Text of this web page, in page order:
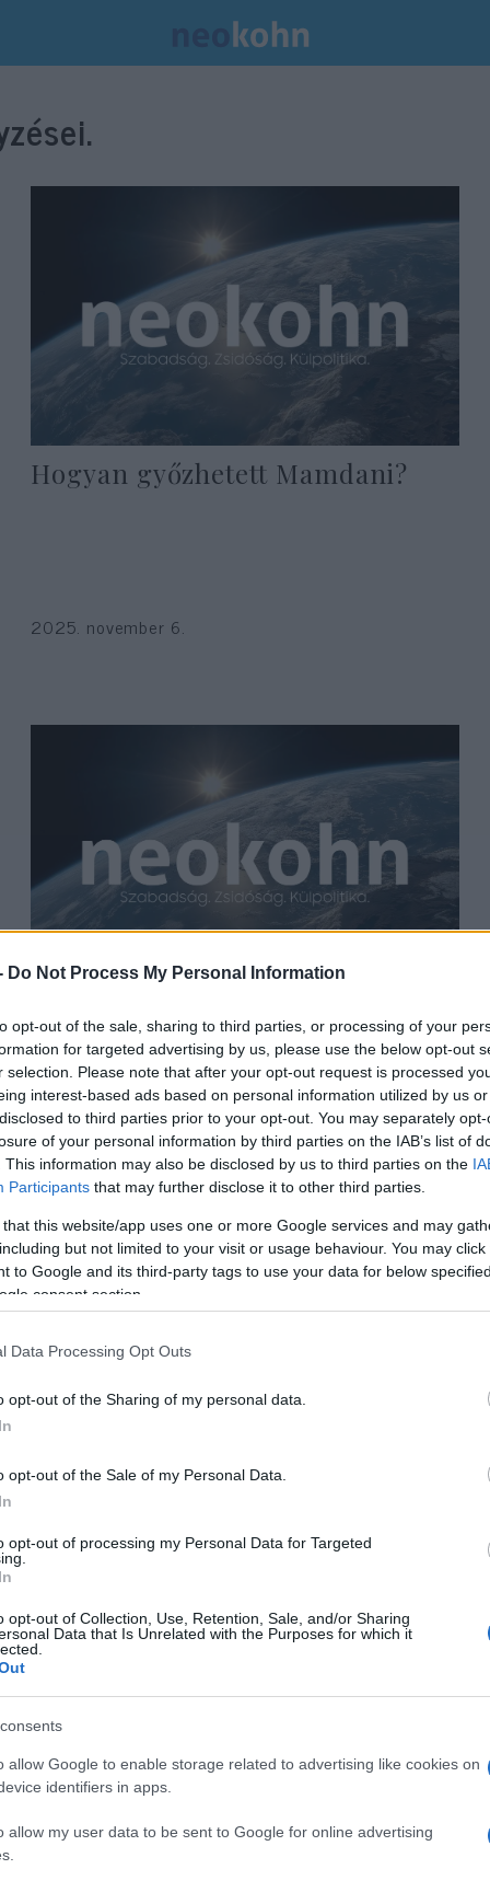
Do Not Process My Personal Information
opt-out of the sale, sharing to third parties, or processing of your
for targeted advertising by us, please use the below opt-out
selection. Please note that after your opt-out request is processed
interest-based ads based on personal information utilized by us
to third parties prior to your opt-out. You may separately
of your personal information by third parties on the IAB’s list of
This information may also be disclosed by us to third parties on the
Participants that may further disclose it to other third parties.
that this website/app uses one or more Google services and may
but not limited to your visit or usage behaviour. You may
to Google and its third-party tags to use your data for below
consent section.
Data Processing Opt Outs
opt-out of the Sharing of my personal data.
opt-out of the Sale of my Personal Data.
opt-out of processing my Personal Data for Targeted
opt-out of Collection, Use, Retention, Sale, and/or Sharing
Data that Is Unrelated with the Purposes for which it
allow Google to enable storage related to advertising like cookies on
identifiers in apps.
allow my user data to be sent to Google for online advertising
Hogyan győzhetett Mamdani?
2025. november 6.
Miért szorgalmazza Biden a
túszalkut?
2024. február 29.
A szabadság nem lehetséges
2022. április 23.